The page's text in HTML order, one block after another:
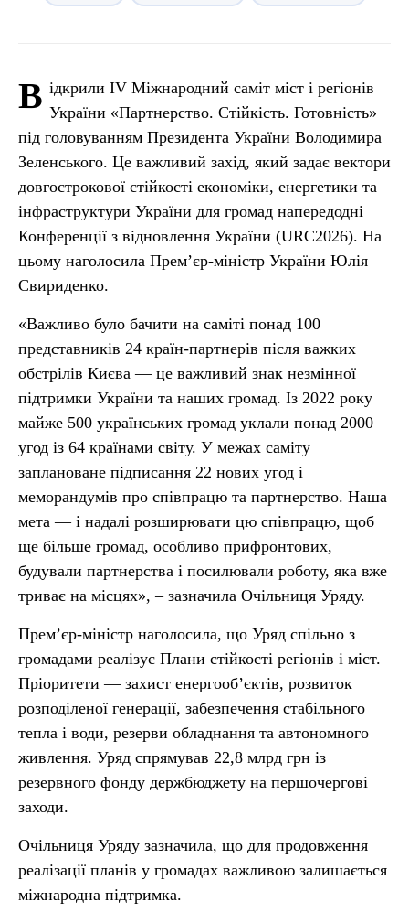
В ідкрили IV Міжнародний саміт міст і регіонів
України «Партнерство. Стійкість. Готовність»
під головуванням Президента України Володимира
Зеленського. Це важливий захід, який задає вектори
довгострокової стійкості економіки, енергетики та
інфраструктури України для громад напередодні
Конференції з відновлення України (URC2026). На
цьому наголосила Прем’єр-міністр України Юлія
Свириденко.
«Важливо було бачити на саміті понад 100
представників 24 країн-партнерів після важких
обстрілів Києва — це важливий знак незмінної
підтримки України та наших громад. Із 2022 року
майже 500 українських громад уклали понад 2000
угод із 64 країнами світу. У межах саміту
заплановане підписання 22 нових угод і
меморандумів про співпрацю та партнерство. Наша
мета — і надалі розширювати цю співпрацю, щоб
ще більше громад, особливо прифронтових,
будували партнерства і посилювали роботу, яка вже
триває на місцях», – зазначила Очільниця Уряду.
Прем’єр-міністр наголосила, що Уряд спільно з
громадами реалізує Плани стійкості регіонів і міст.
Пріоритети — захист енергооб’єктів, розвиток
розподіленої генерації, забезпечення стабільного
тепла і води, резерви обладнання та автономного
живлення. Уряд спрямував 22,8 млрд грн із
резервного фонду держбюджету на першочергові
заходи.
Очільниця Уряду зазначила, що для продовження
реалізації планів у громадах важливою залишається
міжнародна підтримка.